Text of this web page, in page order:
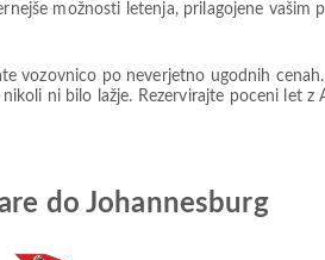
možnosti letenja, prilagojene vašim
vozovnico po neverjetno ugodnih
ni bilo lažje. Rezervirajte poceni let
do Johannesburg